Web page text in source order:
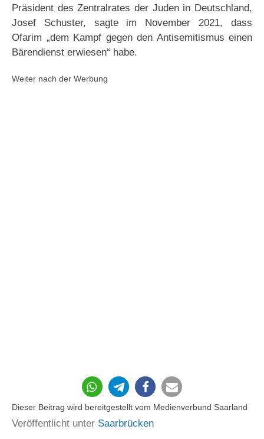
Präsident des Zentralrates der Juden in Deutschland,
Josef Schuster, sagte im November 2021, dass
Ofarim „dem Kampf gegen den Antisemitismus einen
Bärendienst erwiesen“ habe.
Weiter nach der Werbung
52
Dieser Beitrag wird bereitgestellt vom Medienverbund Saarland
Veröffentlicht unter Saarbrücken